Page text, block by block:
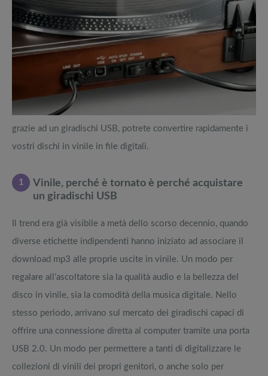
grazie ad un giradischi USB, potrete convertire rapidamente i
vostri dischi in vinile in file digitali.
1
Vinile, perché è tornato è perché acquistare
un giradischi USB
Il trend era già visibile a metà dello scorso decennio, quando
diverse etichette indipendenti hanno iniziato ad associare il
download mp3 alle proprie uscite in vinile. Un modo per
regalare all’ascoltatore sia la qualità audio e la bellezza del
disco in vinile, sia la comodità della musica digitale. Nello
stesso periodo, arrivano sul mercato dei giradischi capaci di
offrire una connessione diretta al computer tramite una porta
USB 2.0. Un modo per permettere a tanti di digitalizzare le
collezioni di vinili dei propri genitori, o anche solo per